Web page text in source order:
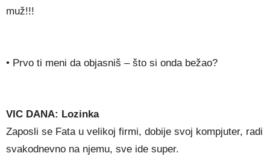
muž!!!
• Prvo ti meni da objasniš – što si onda bežao?
VIC DANA: Lozinka
Zaposli se Fata u velikoj firmi, dobije svoj kompjuter, radi
svakodnevno na njemu, sve ide super.